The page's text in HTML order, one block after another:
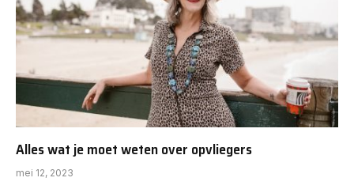
Alles wat je moet weten over opvliegers
mei 12, 2023